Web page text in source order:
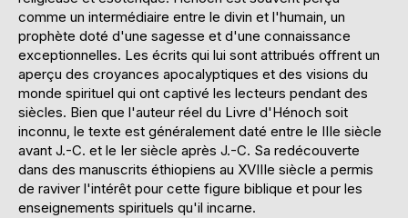
comme un intermédiaire entre le divin et l'humain, un
prophète doté d'une sagesse et d'une connaissance
exceptionnelles. Les écrits qui lui sont attribués offrent un
aperçu des croyances apocalyptiques et des visions du
monde spirituel qui ont captivé les lecteurs pendant des
siècles. Bien que l'auteur réel du Livre d'Hénoch soit
inconnu, le texte est généralement daté entre le IIIe siècle
avant J.-C. et le Ier siècle après J.-C. Sa redécouverte
dans des manuscrits éthiopiens au XVIIIe siècle a permis
de raviver l'intérêt pour cette figure biblique et pour les
enseignements spirituels qu'il incarne.